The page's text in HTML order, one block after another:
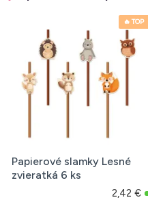
🔥 TOP
Papierové slamky Lesné
zvieratká 6 ks
2,42 €